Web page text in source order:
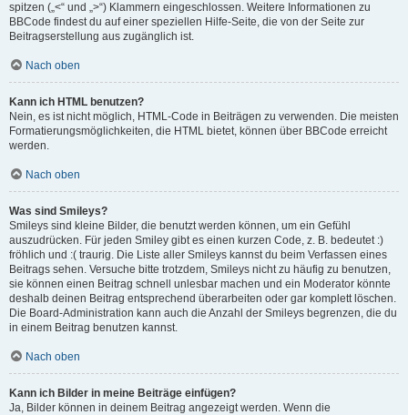
spitzen („<“ und „>“) Klammern eingeschlossen. Weitere Informationen zu
BBCode findest du auf einer speziellen Hilfe-Seite, die von der Seite zur
Beitragserstellung aus zugänglich ist.
Nach oben
Kann ich HTML benutzen?
Nein, es ist nicht möglich, HTML-Code in Beiträgen zu verwenden. Die meisten
Formatierungsmöglichkeiten, die HTML bietet, können über BBCode erreicht
werden.
Nach oben
Was sind Smileys?
Smileys sind kleine Bilder, die benutzt werden können, um ein Gefühl
auszudrücken. Für jeden Smiley gibt es einen kurzen Code, z. B. bedeutet :)
fröhlich und :( traurig. Die Liste aller Smileys kannst du beim Verfassen eines
Beitrags sehen. Versuche bitte trotzdem, Smileys nicht zu häufig zu benutzen,
sie können einen Beitrag schnell unlesbar machen und ein Moderator könnte
deshalb deinen Beitrag entsprechend überarbeiten oder gar komplett löschen.
Die Board-Administration kann auch die Anzahl der Smileys begrenzen, die du
in einem Beitrag benutzen kannst.
Nach oben
Kann ich Bilder in meine Beiträge einfügen?
Ja, Bilder können in deinem Beitrag angezeigt werden. Wenn die